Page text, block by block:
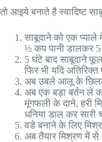
तो आइये बनाते है स्वादिष्ट
साबूदाने को एक प्याले
½ कप पानी डालकर 5
5 घंटे बाद साबूदाने
फिर भी यदि
अब उबले आलू के
अब एक बड़ा बर्तन ले
मूंगफली के दाने, हरी
धनिया डाल कर
वडे बनाने के लिए
अब तैयार मिश्रण में से